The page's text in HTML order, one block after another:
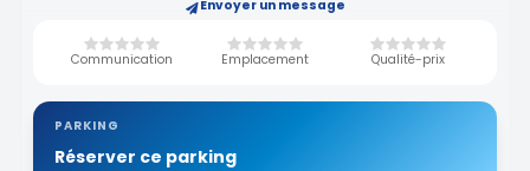
Envoyer un message
Communication Emplacement Qualité-prix
PARKING
Réserver ce parking